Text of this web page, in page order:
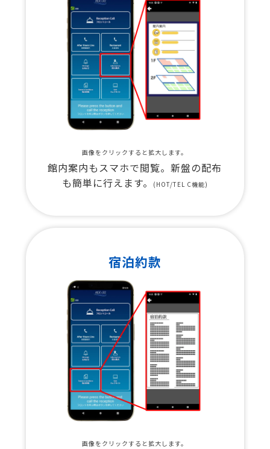
画像をクリックすると拡大します。
館内案内もスマホで閲覧。新盤の配布
も簡単に行えます。
(HOT/TEL C機能)
宿泊約款
画像をクリックすると拡大します。